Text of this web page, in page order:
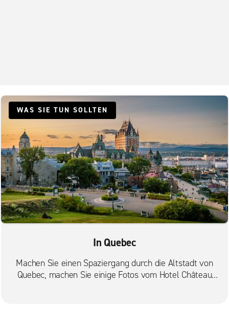
WAS SIE TUN SOLLTEN
In Quebec
Machen Sie einen Spaziergang durch die Altstadt von
Quebec, machen Sie einige Fotos vom Hotel Château